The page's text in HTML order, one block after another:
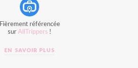
Fièrement référencée
sur AllTrippers !
EN SAVOIR PLUS